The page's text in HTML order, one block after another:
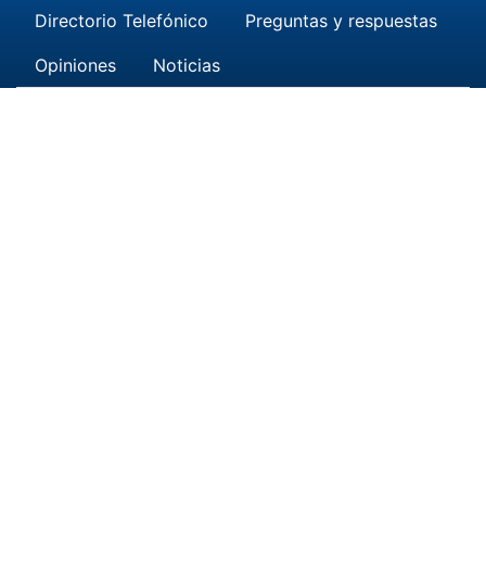
Directorio Telefónico Preguntas y respuestas
Opiniones Noticias